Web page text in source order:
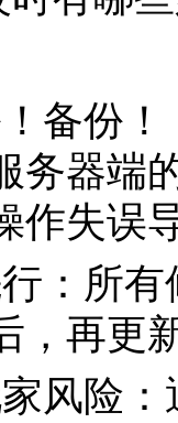
备份
务器端
作失误
：所
，再更
风险